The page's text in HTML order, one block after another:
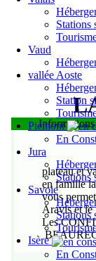
plateau et
en famille
vous
Aravis et
Les
Stations
Vaud
vallée Aoste
Station
Piémont
En
Jura
Stations
Savoie
Stations
Isère
En